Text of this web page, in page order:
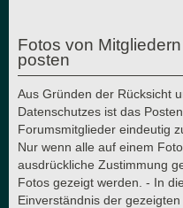
Fotos von
posten
Aus Gründen der Rücksicht
Datenschutzes ist das
Forumsmitglieder eindeutig
Nur wenn alle auf einem
ausdrückliche Zustimmung
Fotos gezeigt werden. - In
Einverständnis der